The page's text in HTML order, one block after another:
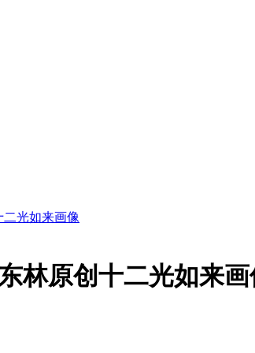
光如来画像
林原创十二光如来画